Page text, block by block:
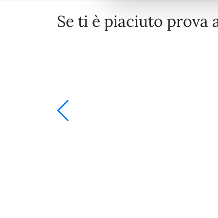
Se ti è piaciuto prova